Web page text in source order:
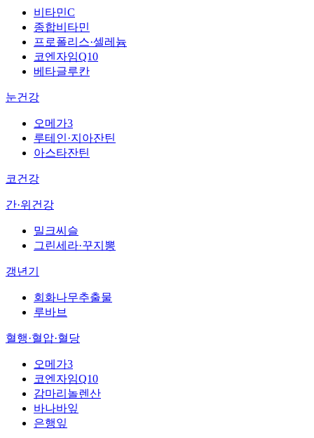
비타민C
종합비타민
프로폴리스·셀레늄
코엔자임Q10
베타글루칸
눈건강
오메가3
루테인·지아잔틴
아스타잔틴
코건강
간·위건강
밀크씨슬
그린세라·꾸지뽕
갱년기
회화나무추출물
루바브
혈행·혈압·혈당
오메가3
코엔자임Q10
감마리놀렌산
바나바잎
은행잎